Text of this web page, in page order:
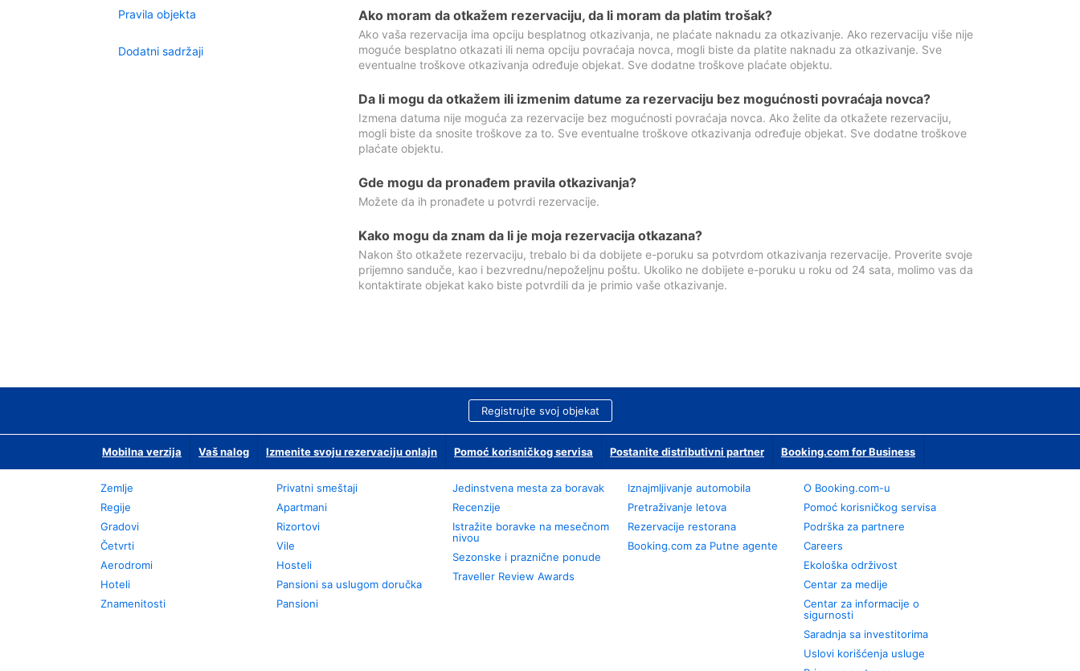
Pravila objekta
Dodatni sadržaji
Ako moram da otkažem rezervaciju, da li moram da platim trošak?
Ako vaša rezervacija ima opciju besplatnog otkazivanja, ne plaćate naknadu za otkazivanje. Ako rezervaciju više nije
moguće besplatno otkazati ili nema opciju povraćaja novca, mogli biste da platite naknadu za otkazivanje. Sve
eventualne troškove otkazivanja određuje objekat. Sve dodatne troškove plaćate objektu.
Da li mogu da otkažem ili izmenim datume za rezervaciju bez mogućnosti povraćaja novca?
Izmena datuma nije moguća za rezervacije bez mogućnosti povraćaja novca. Ako želite da otkažete rezervaciju,
mogli biste da snosite troškove za to. Sve eventualne troškove otkazivanja određuje objekat. Sve dodatne troškove
plaćate objektu.
Gde mogu da pronađem pravila otkazivanja?
Možete da ih pronađete u potvrdi rezervacije.
Kako mogu da znam da li je moja rezervacija otkazana?
Nakon što otkažete rezervaciju, trebalo bi da dobijete e-poruku sa potvrdom otkazivanja rezervacije. Proverite svoje
prijemno sanduče, kao i bezvrednu/nepoželjnu poštu. Ukoliko ne dobijete e-poruku u roku od 24 sata, molimo vas da
kontaktirate objekat kako biste potvrdili da je primio vaše otkazivanje.
Registrujte svoj objekat
Mobilna verzija Vaš nalog Izmenite svoju rezervaciju onlajn Pomoć korisničkog servisa Postanite distributivni partner Booking.com for Business
Zemlje
Regije
Gradovi
Četvrti
Aerodromi
Hoteli
Znamenitosti
Privatni smeštaji
Apartmani
Rizortovi
Vile
Hosteli
Pansioni sa uslugom doručka
Pansioni
Jedinstvena mesta za boravak
Recenzije
Istražite boravke na mesečnom
nivou
Sezonske i praznične ponude
Traveller Review Awards
Iznajmljivanje automobila
Pretraživanje letova
Rezervacije restorana
Booking.com za Putne agente
О Booking.com-u
Pomoć korisničkog servisa
Podrška za partnere
Careers
Ekološka održivost
Centar za medije
Centar za informacije o
sigurnosti
Saradnja sa investitorima
Uslovi korišćenja usluge